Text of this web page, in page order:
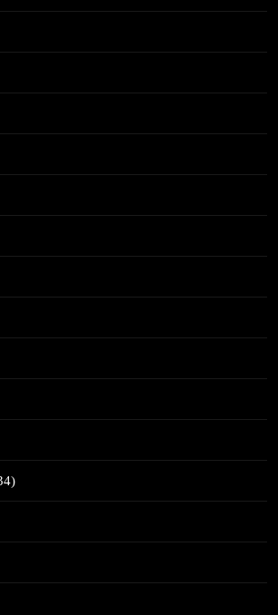
गोरखकाली पूजाको विशेष महत्व
डिजिटल कथाको नयाँ रूप
संस्कृति
रौनक, सांस्कृतिक कार्यक्रम सम्पन्न
चिरोत्थानसँगै होली पर्व शुभारम्भ